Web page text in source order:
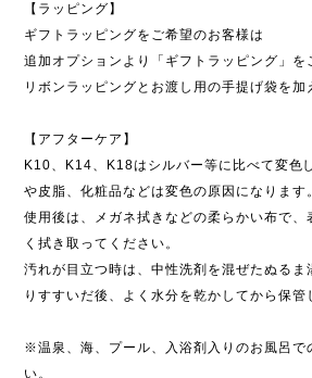
【ラッピング】
ギフトラッピングをご希望のお客様は
追加オプションより「ギフトラッピング」を
リボンラッピングとお渡し用の手提げ袋を加
【アフターケア】
K10、K14、K18はシルバー等に比べて変色
や皮脂、化粧品などは変色の原因になります。
使用後は、メガネ拭きなどの柔らかい布で、
く拭き取ってください。
汚れが目立つ時は、中性洗剤を混ぜたぬるま
りすすいだ後、よく水分を乾かしてから保管
※温泉、海、プール、入浴剤入りのお風呂で
い。